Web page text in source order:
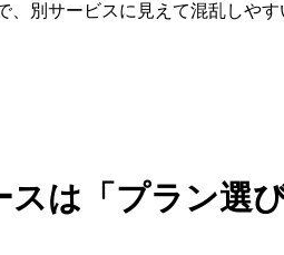
、別サービスに見えて混乱しや
は「プラン選